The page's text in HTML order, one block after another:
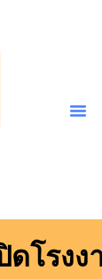
ดโรง